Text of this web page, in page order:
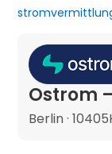
Ostrom
Berlin · 10405